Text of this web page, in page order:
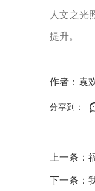
人文之光
提升。
作者：袁
分享到：
上一条：
下一条：